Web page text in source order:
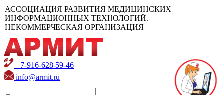
АССОЦИАЦИЯ РАЗВИТИЯ МЕДИЦИНСКИХ
ИНФОРМАЦИОННЫХ ТЕХНОЛОГИЙ.
НЕКОММЕРЧЕСКАЯ ОРГАНИЗАЦИЯ
+7-916-628-59-46
info@armit.ru